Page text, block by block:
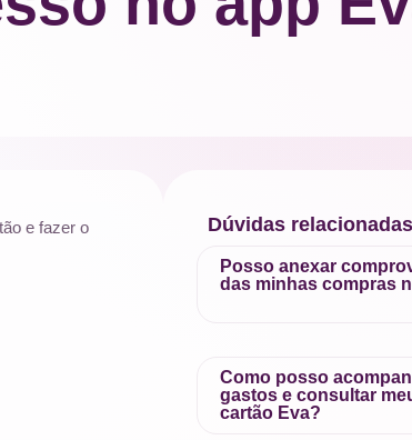
e fazer o
Dúvidas
Posso anexar
das minhas compras
Como posso
gastos e consultar
cartão Eva?